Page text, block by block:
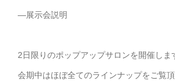
—展示会説明
2日限りのポップアップサロンを開催しま
会期中はほぼ全てのラインナップをご覧